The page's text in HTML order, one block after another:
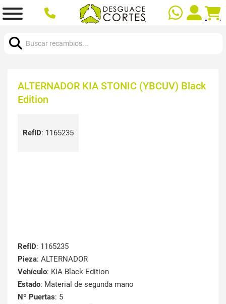
ALTERNADOR KIA STONIC (YBCUV) Black
Edition
RefID: 1165235
RefID: 1165235
Pieza: ALTERNADOR
Vehículo: KIA Black Edition
Estado: Material de segunda mano
Nº Puertas: 5